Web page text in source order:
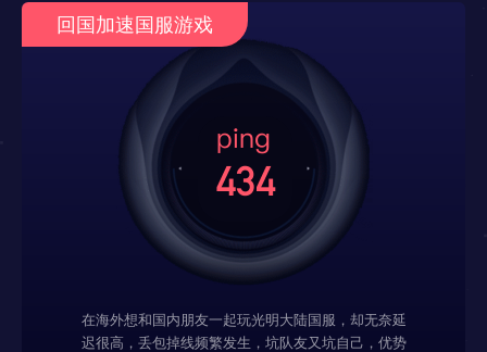
回国加速国服游戏
在海外想和国内朋友一起玩光明大陆国服，却无奈延
迟很高，丢包掉线频繁发生，坑队友又坑自己，优势